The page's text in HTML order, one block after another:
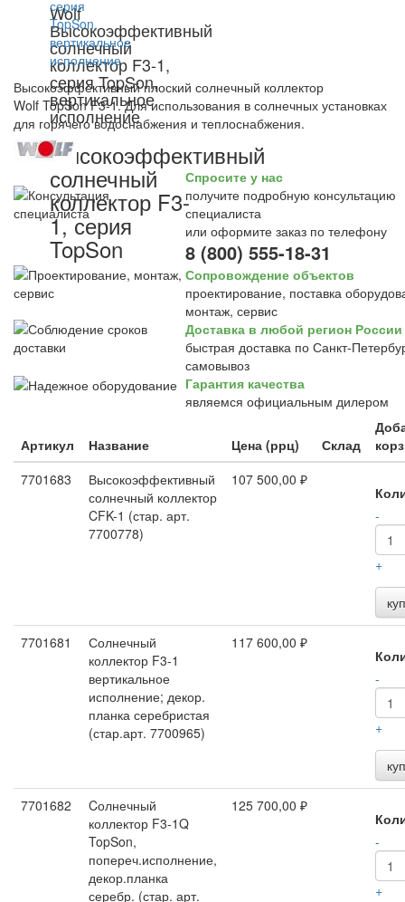
Wolf
Высокоэффективный
солнечный
коллектор F3-1,
серия TopSon,
вертикальное
исполнение
Высокоэффективный
солнечный
коллектор F3-
1, серия
TopSon
Высокоэффективный плоский солнечный коллектор
Wolf TopSon F3-1. Для использования в солнечных установках
для горячего водоснабжения и теплоснабжения.
Спросите у нас
получите подробную консультацию
специалиста
или оформите заказ по телефону
8 (800) 555-18-31
Сопровождение объектов
проектирование, поставка
монтаж, сервис
Доставка в любой регион России
быстрая доставка по Санкт-
самовывоз
Гарантия качества
являемся официальным дилером
Артикул Название Цена (ррц) Склад
7701683
Высокоэффективный
солнечный коллектор
CFK-1 (стар. арт.
7700778)
107 500,00 ₽
-
+
7701681
Солнечный
коллектор F3-1
вертикальное
исполнение; декор.
планка серебристая
(стар.арт. 7700965)
117 600,00 ₽
-
+
7701682
Cолнечный
коллектор F3-1Q
TopSon,
попереч.исполнение,
декор.планка
серебр. (стар. арт.
125 700,00 ₽
-
+